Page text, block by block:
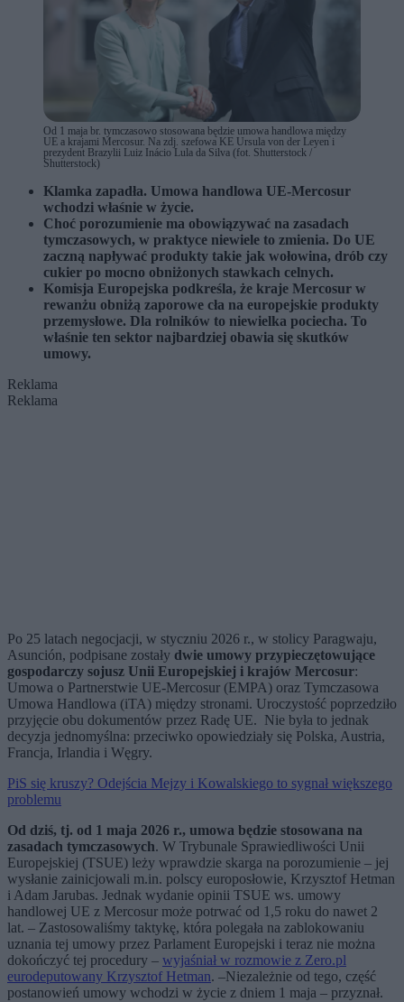
Od 1 maja br. tymczasowo stosowana będzie umowa handlowa między
UE a krajami Mercosur. Na zdj. szefowa KE Ursula von der Leyen i
prezydent Brazylii Luiz Inácio Lula da Silva (fot. Shutterstock /
Shutterstock)
Klamka zapadła. Umowa handlowa UE-Mercosur
wchodzi właśnie w życie.
Choć porozumienie ma obowiązywać na zasadach
tymczasowych, w praktyce niewiele to zmienia. Do UE
zaczną napływać produkty takie jak wołowina, drób czy
cukier po mocno obniżonych stawkach celnych.
Komisja Europejska podkreśla, że kraje Mercosur w
rewanżu obniżą zaporowe cła na europejskie produkty
przemysłowe. Dla rolników to niewielka pociecha. To
właśnie ten sektor najbardziej obawia się skutków
umowy.
Reklama
Reklama
Po 25 latach negocjacji, w styczniu 2026 r., w stolicy Paragwaju,
Asunción, podpisane zostały dwie umowy przypieczętowujące
gospodarczy sojusz Unii Europejskiej i krajów Mercosur:
Umowa o Partnerstwie UE-Mercosur (EMPA) oraz Tymczasowa
Umowa Handlowa (iTA) między stronami. Uroczystość poprzedziło
przyjęcie obu dokumentów przez Radę UE. Nie była to jednak
decyzja jednomyślna: przeciwko opowiedziały się Polska, Austria,
Francja, Irlandia i Węgry.
PiS się kruszy? Odejścia Mejzy i Kowalskiego to sygnał większego
problemu
Od dziś, tj. od 1 maja 2026 r., umowa będzie stosowana na
zasadach tymczasowych. W Trybunale Sprawiedliwości Unii
Europejskiej (TSUE) leży wprawdzie skarga na porozumienie – jej
wysłanie zainicjowali m.in. polscy europosłowie, Krzysztof Hetman
i Adam Jarubas. Jednak wydanie opinii TSUE ws. umowy
handlowej UE z Mercosur może potrwać od 1,5 roku do nawet 2
lat. – Zastosowaliśmy taktykę, która polegała na zablokowaniu
uznania tej umowy przez Parlament Europejski i teraz nie można
dokończyć tej procedury – wyjaśniał w rozmowie z Zero.pl
eurodeputowany Krzysztof Hetman. –Niezależnie od tego, część
postanowień umowy wchodzi w życie z dniem 1 maja – przyznał.